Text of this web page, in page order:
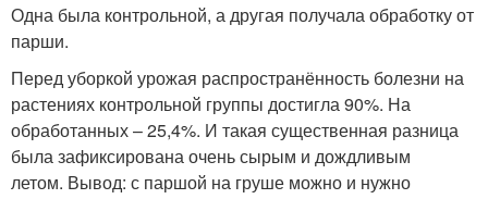
Одна была контрольной, а другая получала обработку от
парши.
Перед уборкой урожая распространённость болезни на
растениях контрольной группы достигла 90%. На
обработанных – 25,4%. И такая существенная разница
была зафиксирована очень сырым и дождливым
летом. Вывод: с паршой на груше можно и нужно